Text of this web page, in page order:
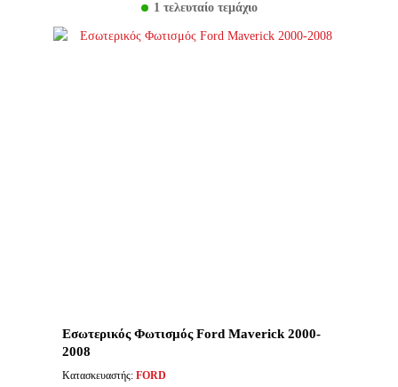
1 τελευταίο τεμάχιο
Εσωτερικός Φωτισμός Ford Maverick 2000-
2008
Κατασκευαστής: FORD